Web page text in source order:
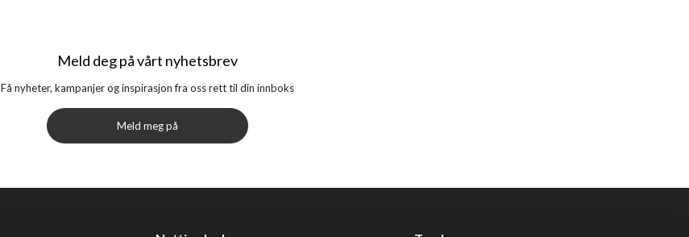
Meld deg på vårt nyhetsbrev
Få nyheter, kampanjer og inspirasjon fra oss rett til din innboks
Meld meg på